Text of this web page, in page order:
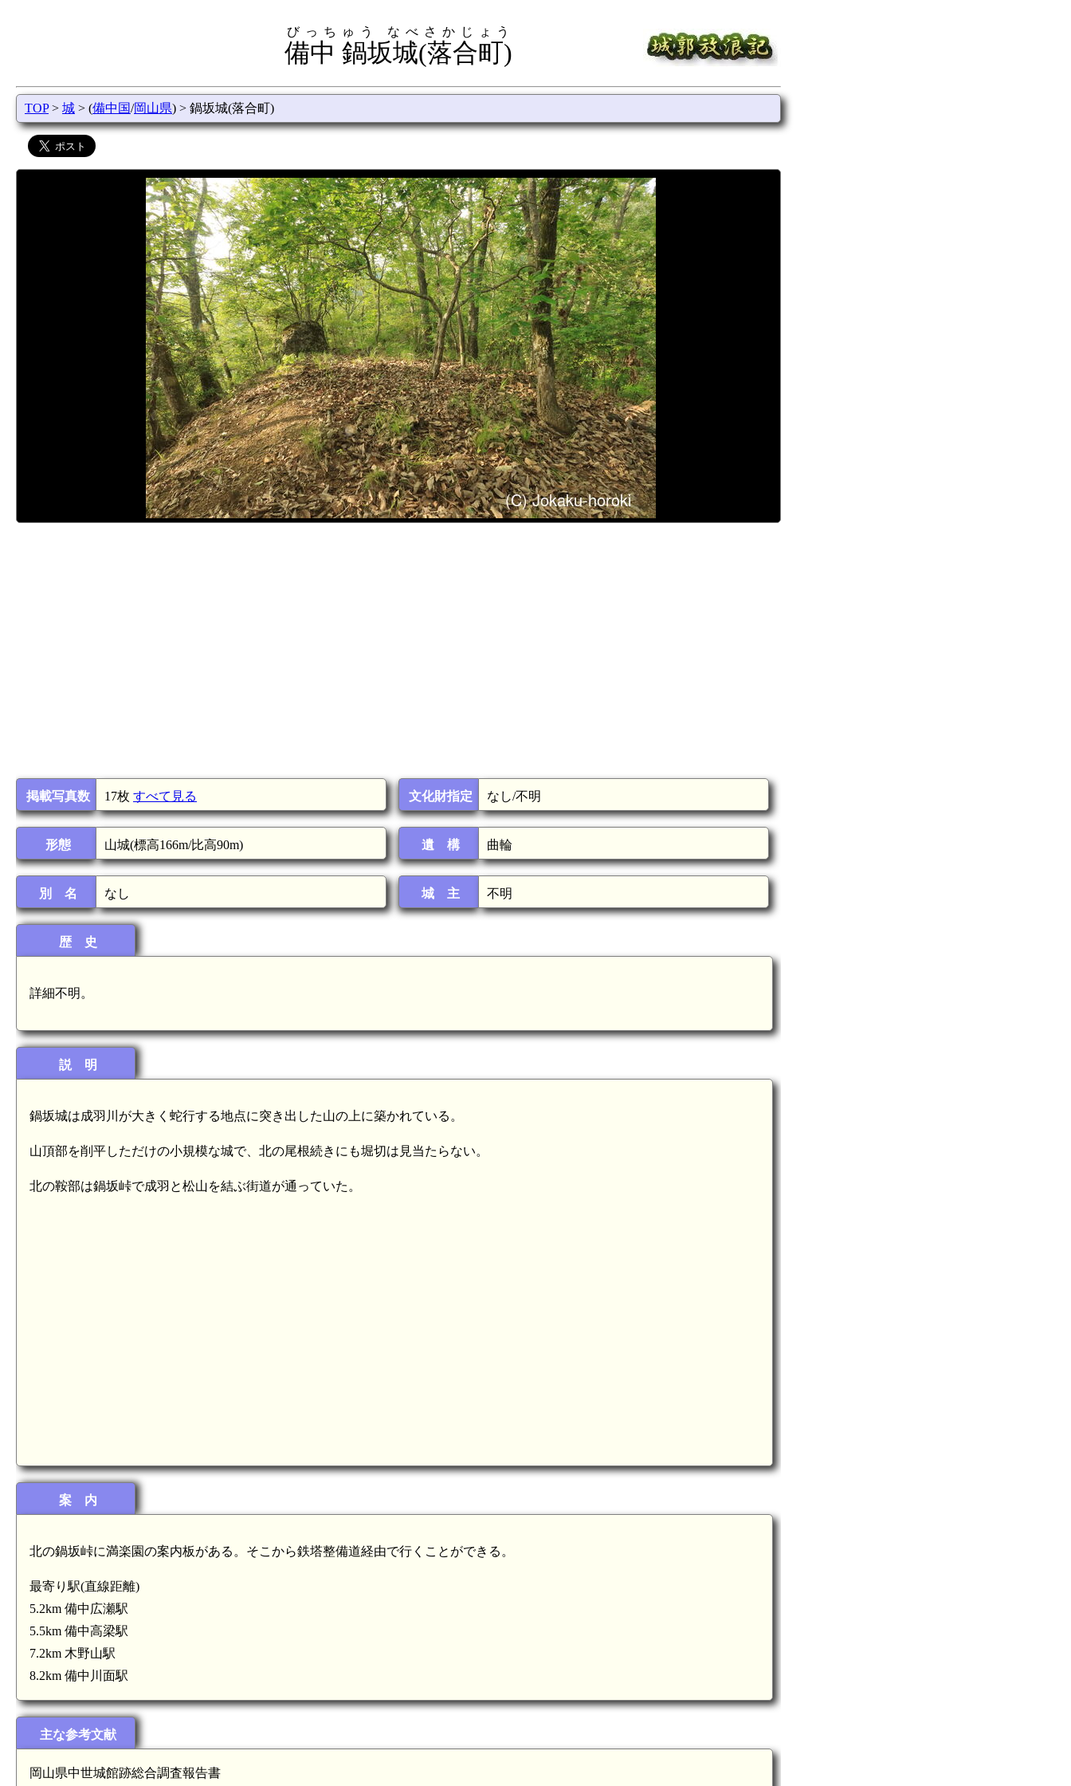
備中 鍋坂城(落合町)
びっちゅう なべさかじょう
TOP> 城 > (備中国/岡山県) > 鍋坂城(落合町)
掲載写真数 17枚 すべて見る
形態 山城(標高166m/比高90m)
別 名 なし
文化財指定 なし/不明
遺 構 曲輪
城 主 不明
歴 史
詳細不明。
説 明
鍋坂城は成羽川が大きく蛇行する地点に突き出した山の上に築かれている。
山頂部を削平しただけの小規模な城で、北の尾根続きにも堀切は見当たらない。
北の鞍部は鍋坂峠で成羽と松山を結ぶ街道が通っていた。
案 内
北の鍋坂峠に満楽園の案内板がある。そこから鉄塔整備道経由で行くことができる。
最寄り駅(直線距離)
5.2km 備中広瀬駅
5.5km 備中高梁駅
7.2km 木野山駅
8.2km 備中川面駅
主な参考文献
岡山県中世城館跡総合調査報告書
備中 馬之城(4.4km)